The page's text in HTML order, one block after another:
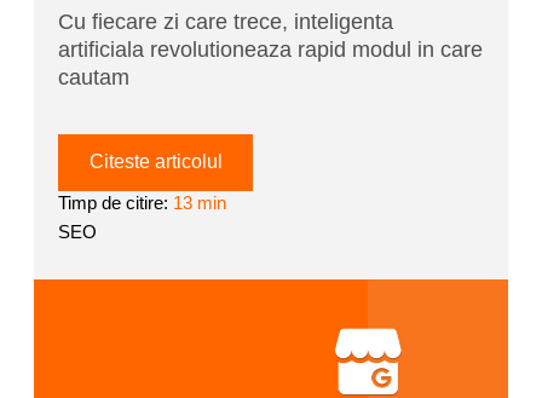
Cu fiecare zi care trece, inteligenta
artificiala revolutioneaza rapid modul in care
cautam
Citeste articolul
Timp de citire: 13 min
SEO